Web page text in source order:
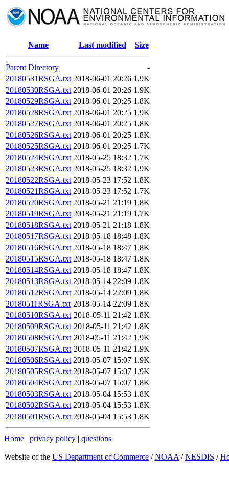
Name Last modified Size
Parent Directory
-
20180531RSGA.txt 2018-06-01 20:26 1.9K
20180530RSGA.txt 2018-06-01 20:26 1.9K
20180529RSGA.txt 2018-06-01 20:25 1.8K
20180528RSGA.txt 2018-06-01 20:25 1.9K
20180527RSGA.txt 2018-06-01 20:25 1.8K
20180526RSGA.txt 2018-06-01 20:25 1.8K
20180525RSGA.txt 2018-06-01 20:25 1.7K
20180524RSGA.txt 2018-05-25 18:32 1.7K
20180523RSGA.txt 2018-05-25 18:32 1.9K
20180522RSGA.txt 2018-05-23 17:52 1.8K
20180521RSGA.txt 2018-05-23 17:52 1.7K
20180520RSGA.txt 2018-05-21 21:19 1.8K
20180519RSGA.txt 2018-05-21 21:19 1.7K
20180518RSGA.txt 2018-05-21 21:18 1.8K
20180517RSGA.txt 2018-05-18 18:48 1.8K
20180516RSGA.txt 2018-05-18 18:47 1.8K
20180515RSGA.txt 2018-05-18 18:47 1.8K
20180514RSGA.txt 2018-05-18 18:47 1.8K
20180513RSGA.txt 2018-05-14 22:09 1.8K
20180512RSGA.txt 2018-05-14 22:09 1.8K
20180511RSGA.txt 2018-05-14 22:09 1.8K
20180510RSGA.txt 2018-05-11 21:42 1.8K
20180509RSGA.txt 2018-05-11 21:42 1.8K
20180508RSGA.txt 2018-05-11 21:42 1.9K
20180507RSGA.txt 2018-05-11 21:42 1.9K
20180506RSGA.txt 2018-05-07 15:07 1.9K
20180505RSGA.txt 2018-05-07 15:07 1.9K
20180504RSGA.txt 2018-05-07 15:07 1.8K
20180503RSGA.txt 2018-05-04 15:53 1.8K
20180502RSGA.txt 2018-05-04 15:53 1.8K
20180501RSGA.txt 2018-05-04 15:53 1.8K
Home | privacy policy | questions
Website of the US Department of Commerce /NOAA /NESDIS /